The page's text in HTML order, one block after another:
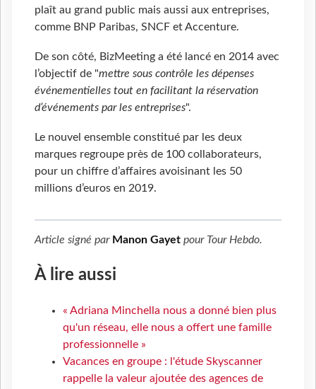
plaît au grand public mais aussi aux entreprises,
comme BNP Paribas, SNCF et Accenture.
De son côté, BizMeeting a été lancé en 2014 avec
l’objectif de "mettre sous contrôle les dépenses
événementielles tout en facilitant la réservation
d’événements par les entreprises".
Le nouvel ensemble constitué par les deux
marques regroupe près de 100 collaborateurs,
pour un chiffre d’affaires avoisinant les 50
millions d’euros en 2019.
Article signé par Manon Gayet pour Tour Hebdo.
À lire aussi
« Adriana Minchella nous a donné bien plus
qu'un réseau, elle nous a offert une famille
professionnelle »
Vacances en groupe : l'étude Skyscanner
rappelle la valeur ajoutée des agences de